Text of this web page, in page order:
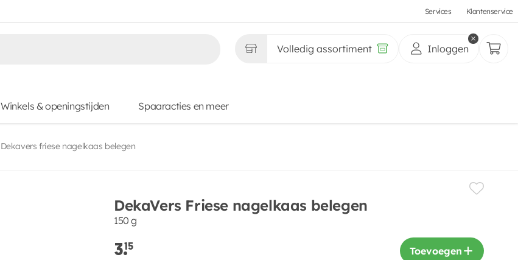
Services Klantenservice
Volledig assortiment Inloggen
Winkels & openingstijden Spaaracties en meer
Dekavers friese nagelkaas belegen
DekaVers Friese nagelkaas belegen
150 g
3.15 Toevoegen